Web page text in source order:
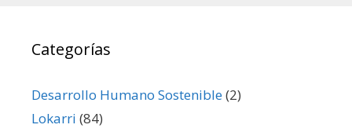
Categorías
Desarrollo Humano Sostenible(2)
Lokarri (84)